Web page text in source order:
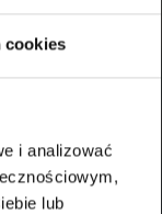
cookies
i analizować
lub